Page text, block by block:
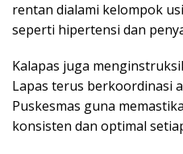
rentan dialami kelompok
seperti hipertensi dan
Kalapas juga
Lapas terus berkoordinasi
Puskesmas guna
konsisten dan optimal